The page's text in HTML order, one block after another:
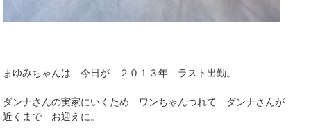
まゆみちゃんは 今日が ２０１３年 ラスト出勤。
ダンナさんの実家にいくため ワンちゃんつれて ダンナさんが
近くまで お迎えに。